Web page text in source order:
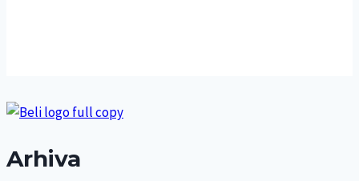
Arhiva